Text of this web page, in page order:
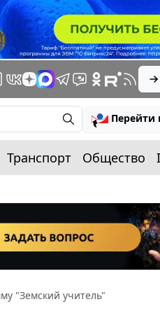
Перейти
Транспорт Общество
"Земский учитель"